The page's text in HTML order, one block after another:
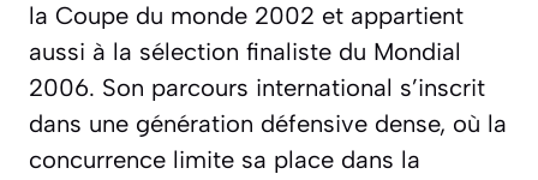
la Coupe du monde 2002 et appartient
aussi à la sélection finaliste du Mondial
2006. Son parcours international s’inscrit
dans une génération défensive dense, où la
concurrence limite sa place dans la